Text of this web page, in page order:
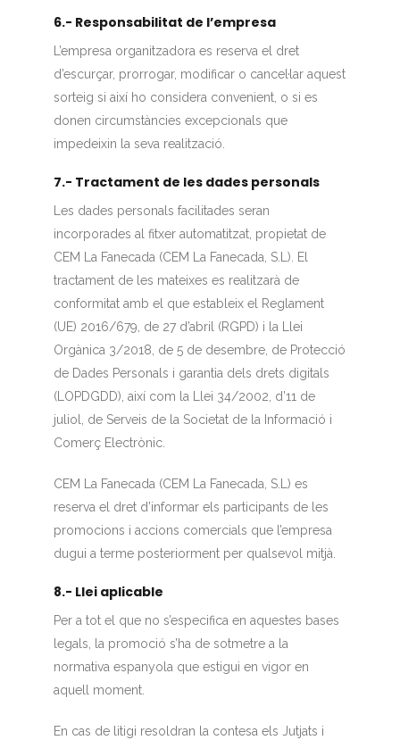
6.- Responsabilitat de l’empresa
L’empresa organitzadora es reserva el dret
d’escurçar, prorrogar, modificar o cancel·lar aquest
sorteig si així ho considera convenient, o si es
donen circumstàncies excepcionals que
impedeixin la seva realització.
7.- Tractament de les dades personals
Les dades personals facilitades seran
incorporades al fitxer automatitzat, propietat de
CEM La Fanecada (CEM La Fanecada, S.L). El
tractament de les mateixes es realitzarà de
conformitat amb el que estableix el Reglament
(UE) 2016/679, de 27 d’abril (RGPD) i la Llei
Orgànica 3/2018, de 5 de desembre, de Protecció
de Dades Personals i garantia dels drets digitals
(LOPDGDD), així com la Llei 34/2002, d’11 de
juliol, de Serveis de la Societat de la Informació i
Comerç Electrònic.
CEM La Fanecada (CEM La Fanecada, S.L) es
reserva el dret d’informar els participants de les
promocions i accions comercials que l’empresa
dugui a terme posteriorment per qualsevol mitjà.
8.- Llei aplicable
Per a tot el que no s’especifica en aquestes bases
legals, la promoció s’ha de sotmetre a la
normativa espanyola que estigui en vigor en
aquell moment.
En cas de litigi resoldran la contesa els Jutjats i